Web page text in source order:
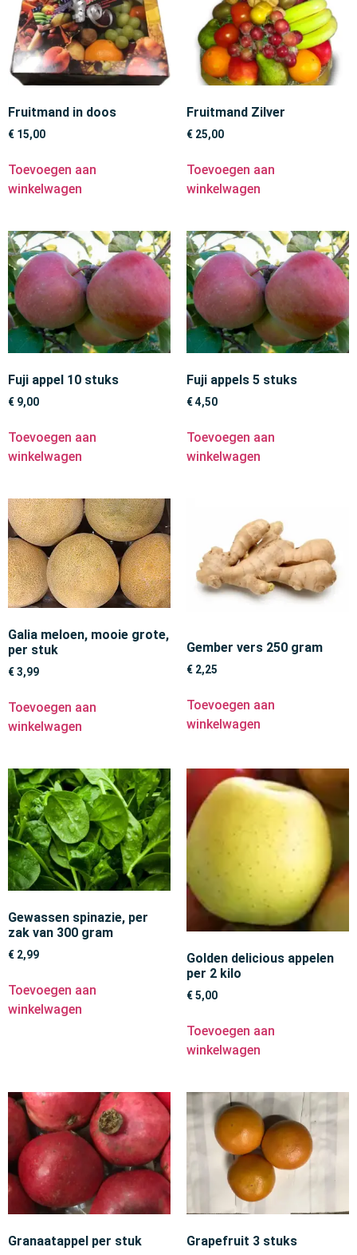
Fruitmand in doos
€ 15,00
Toevoegen aan
winkelwagen
Fruitmand Zilver
€ 25,00
Toevoegen aan
winkelwagen
Fuji appel 10 stuks
€ 9,00
Toevoegen aan
winkelwagen
Fuji appels 5 stuks
€4,50
Toevoegen aan
winkelwagen
Galia meloen, mooie grote,
per stuk
€3,99
Toevoegen aan
winkelwagen
Gember vers 250 gram
€ 2,25
Toevoegen aan
winkelwagen
Gewassen spinazie, per
zak van 300 gram
€ 2,99
Toevoegen aan
winkelwagen
Golden delicious appelen
per 2 kilo
€5,00
Toevoegen aan
winkelwagen
Granaatappel per stuk Grapefruit 3 stuks